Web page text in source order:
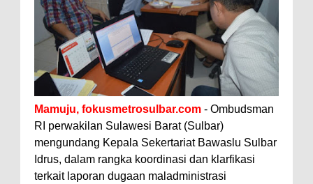
Mamuju, fokusmetrosulbar.com - Ombudsman
RI perwakilan Sulawesi Barat (Sulbar)
mengundang Kepala Sekertariat Bawaslu Sulbar
Idrus, dalam rangka koordinasi dan klarfikasi
terkait laporan dugaan maladministrasi